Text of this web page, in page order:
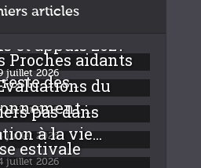
articles
et appuis 2027
juillet 2026
Proches aidants
des...
juillet 2026
du
:...
juillet 2026
pas dans
à la vie...
juillet 2026
estivale